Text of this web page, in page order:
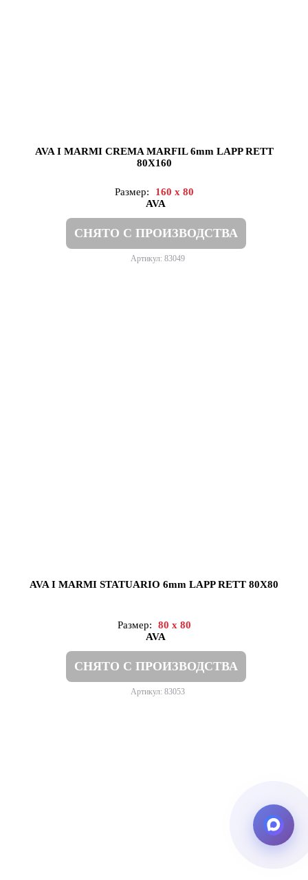
AVA I MARMI CREMA MARFIL 6mm LAPP RETT
80X160
Размер:
160 x 80
AVA
СНЯТО С ПРОИЗВОДСТВА
Артикул: 83049
AVA I MARMI STATUARIO 6mm LAPP RETT 80X80
Размер:
80 x 80
AVA
СНЯТО С ПРОИЗВОДСТВА
Артикул: 83053